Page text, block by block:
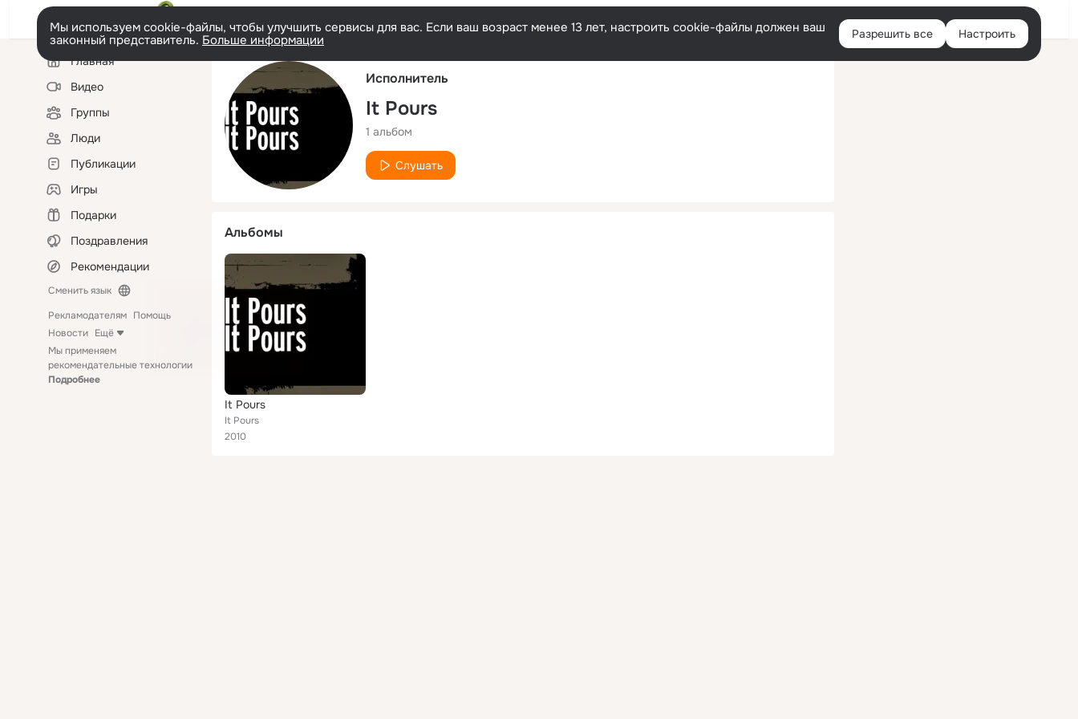
Русский Войти
Мы используем cookie-файлы, чтобы улучшить сервисы для вас. Если ваш возраст менее 13 лет, настроить cookie-файлы должен ваш
законный представитель. Больше информации Разрешить все Настроить
Левая
колонкаГлавная
Видео
Группы
Люди
Публикации
Игры
Подарки
Поздравления
Рекомендации
Сменить язык
Рекламодателям Помощь
Новости Ещё
Мы применяем
рекомендательные технологии
Подробнее
Исполнитель
It Pours
1 альбом
Слушать
Альбомы
It Pours
It Pours
2010